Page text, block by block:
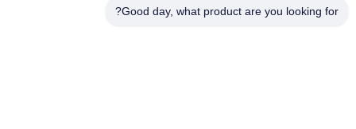
008613580404923
Good day, what product are you looking for?